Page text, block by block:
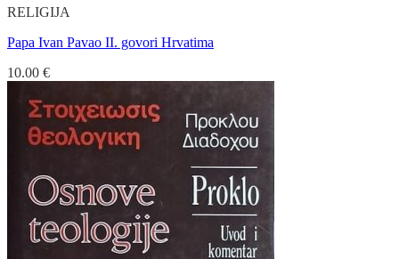
RELIGIJA
Papa Ivan Pavao II. govori Hrvatima
10.00 €